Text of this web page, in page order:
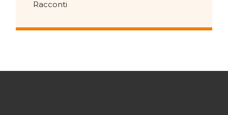
Racconti